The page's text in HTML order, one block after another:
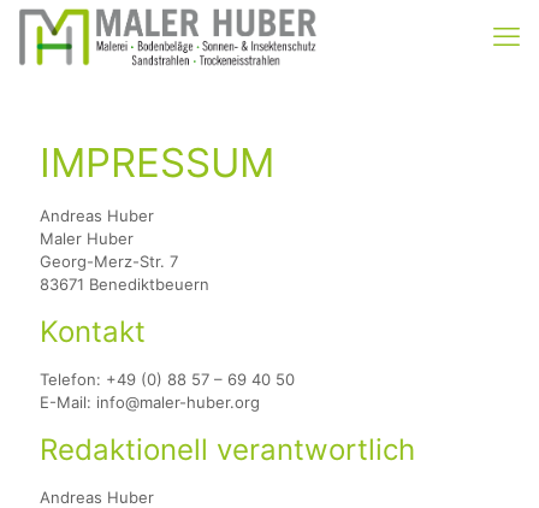
IMPRESSUM
Andreas Huber
Maler Huber
Georg-Merz-Str. 7
83671 Benediktbeuern
Kontakt
Telefon: +49 (0) 88 57 – 69 40 50
E-Mail: info@maler-huber.org
Redaktionell verantwortlich
Andreas Huber